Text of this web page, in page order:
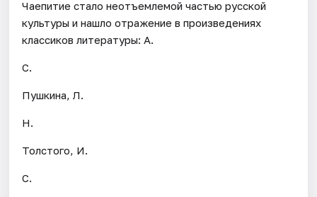
Чаепитие стало неотъемлемой частью русской
культуры и нашло отражение в произведениях
классиков литературы: А.
С.
Пушкина, Л.
Н.
Толстого, И.
С.